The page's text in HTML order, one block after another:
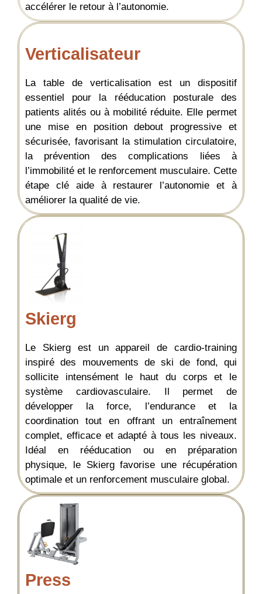
accélérer le retour à l’autonomie.
Verticalisateur
La table de verticalisation est un dispositif
essentiel pour la rééducation posturale des
patients alités ou à mobilité réduite. Elle permet
une mise en position debout progressive et
sécurisée, favorisant la stimulation circulatoire,
la prévention des complications liées à
l’immobilité et le renforcement musculaire. Cette
étape clé aide à restaurer l’autonomie et à
améliorer la qualité de vie.
Skierg
Le Skierg est un appareil de cardio-training
inspiré des mouvements de ski de fond, qui
sollicite intensément le haut du corps et le
système cardiovasculaire. Il permet de
développer la force, l’endurance et la
coordination tout en offrant un entraînement
complet, efficace et adapté à tous les niveaux.
Idéal en rééducation ou en préparation
physique, le Skierg favorise une récupération
optimale et un renforcement musculaire global.
Press